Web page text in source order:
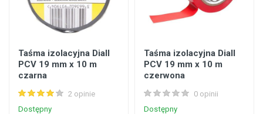
Taśma izolacyjna Diall
PCV 19 mm x 10 m
czarna
2 opinie
Dostępny
Taśma izolacyjna Diall
PCV 19 mm x 10 m
czerwona
0 opinii
Dostępny